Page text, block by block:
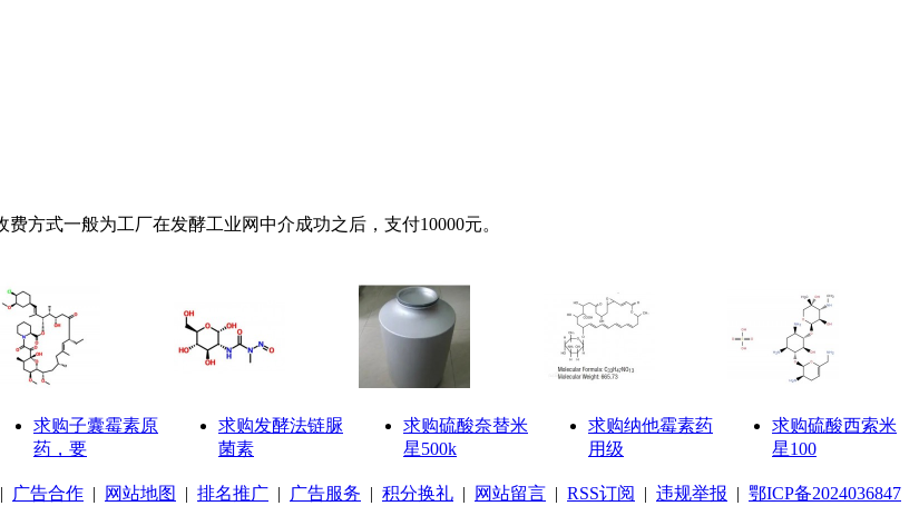
方式一般为工厂在发酵工业网中介成功之后，支付10000元。
求购子囊霉素原
药，要
求购发酵法链脲
菌素
求购硫酸奈替米
星500k
求购纳他霉素药
用级
求购硫酸西索米
星100
| 广告合作 | 网站地图 | 排名推广 | 广告服务 | 积分换礼 | 网站留言 | RSS订阅 | 违规举报 | 鄂ICP备2024036847